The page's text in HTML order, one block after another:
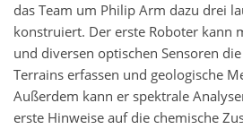
das Team um Philip Arm dazu drei
konstruiert. Der erste Roboter kann
und diversen optischen Sensoren
Terrains erfassen und geologische
Außerdem kann er spektrale
erste Hinweise auf die chemische